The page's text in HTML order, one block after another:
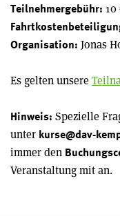
Teilnehmergebühr:
Organisation: Jonas
Es gelten unsere
Hinweis: Spezielle
unter kurse@dav-
immer den
Veranstaltung mit an.